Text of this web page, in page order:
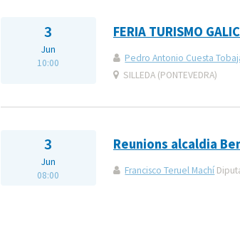
3
Jun
10:00
FERIA TURISMO
Pedro Antonio Cuesta
SILLEDA (PONTEVEDRA)
3
Jun
08:00
Reunions alcaldia
Francisco Teruel Machí